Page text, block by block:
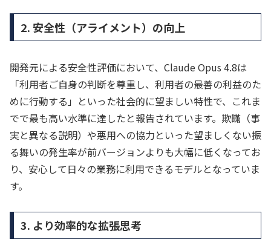
2. 安全性（アライメント）の向上
開発元による安全性評価において、Claude Opus 4.8は
「利用者ご自身の判断を尊重し、利用者の最善の利益のた
めに行動する」といった社会的に望ましい特性で、これま
でで最も高い水準に達したと報告されています。欺瞞（事
実と異なる説明）や悪用への協力といった望ましくない振
る舞いの発生率が前バージョンよりも大幅に低くなってお
り、安心して日々の業務に利用できるモデルとなっていま
す。
3. より効率的な拡張思考